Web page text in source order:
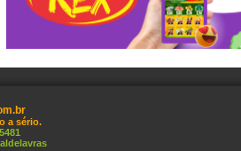
a sério.